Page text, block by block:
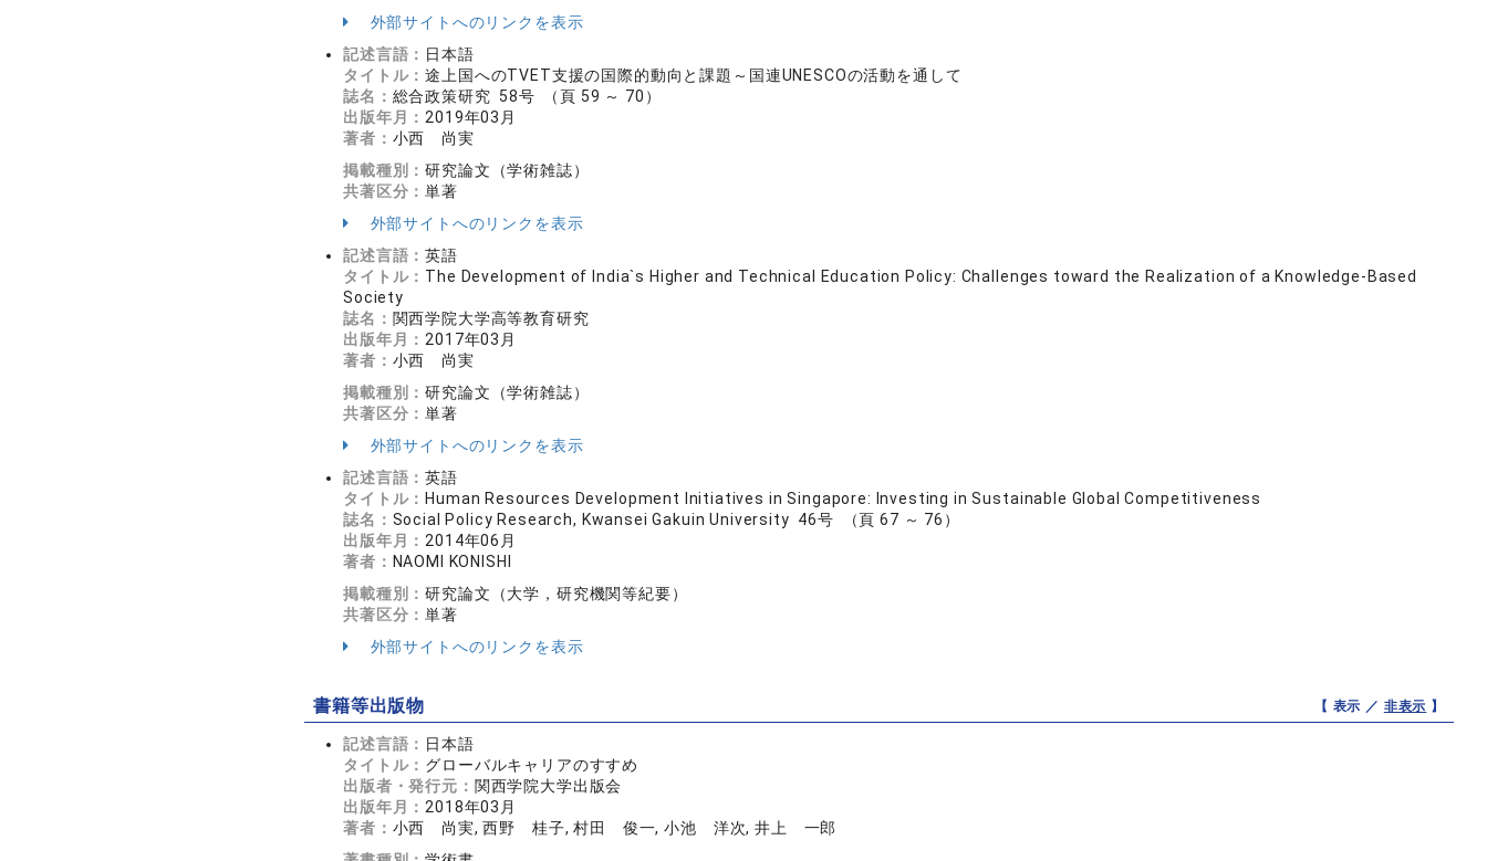
外部サイトへのリンクを表示
記述言語： 日本語
タイトル：途上国へのTVET支援の国際的動向と課題～国連UNESCOの活動を通して
誌名： 総合政策研究 58号 （頁 59 ～ 70）
出版年月： 2019年03月
著者： 小西 尚実
掲載種別：研究論文（学術雑誌）
共著区分：単著
外部サイトへのリンクを表示
記述言語：英語
タイトル： The Development of India`s Higher and Technical Education Policy: Challenges toward the Realization of a Knowledge-Based
Society
誌名： 関西学院大学高等教育研究
出版年月： 2017年03月
著者： 小西 尚実
掲載種別：研究論文（学術雑誌）
共著区分：単著
外部サイトへのリンクを表示
記述言語：英語
タイトル： Human Resources Development Initiatives in Singapore: Investing in Sustainable Global Competitiveness
誌名： Social Policy Research, Kwansei Gakuin University 46号 （頁 67 ～ 76）
出版年月： 2014年06月
著者： NAOMI KONISHI
掲載種別：研究論文（大学，研究機関等紀要）
共著区分：単著
外部サイトへのリンクを表示
書籍等出版物 【 表示 ／ 非表示 】
記述言語： 日本語
タイトル： グローバルキャリアのすすめ
出版者・発行元： 関西学院大学出版会
出版年月： 2018年03月
著者： 小西 尚実, 西野 桂子, 村田 俊一, 小池 洋次, 井上 一郎